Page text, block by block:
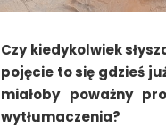
Czy kiedykolwiek
pojęcie to się gdzieś
miałoby poważny
wytłumaczenia?